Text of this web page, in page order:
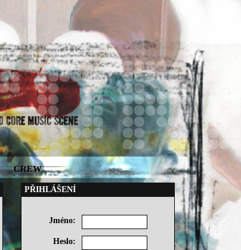
CREW
PŘIHLÁŠENÍ
Jméno:
Heslo: